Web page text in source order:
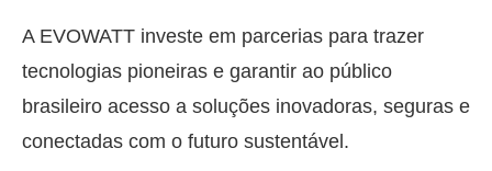
A EVOWATT investe em parcerias para trazer
tecnologias pioneiras e garantir ao público
brasileiro acesso a soluções inovadoras, seguras e
conectadas com o futuro sustentável.